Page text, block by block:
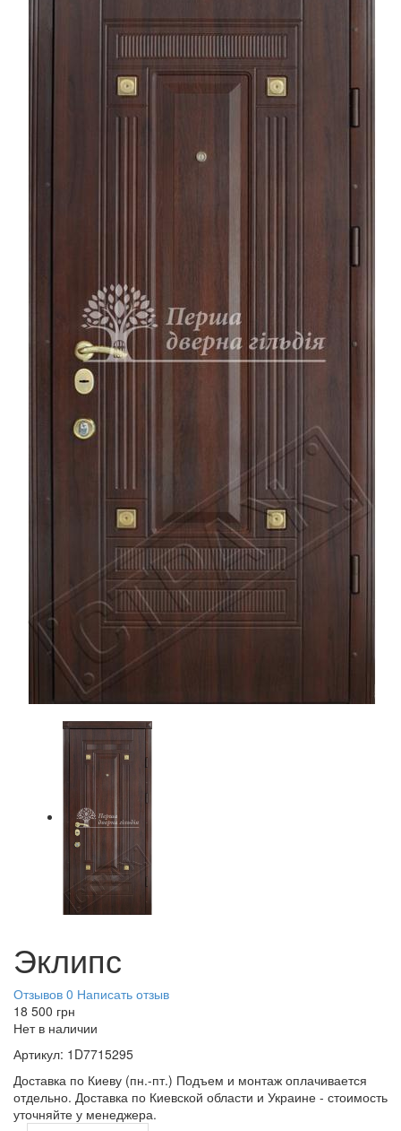
Эклипс
Отзывов 0 Написать отзыв
18 500 грн
Нет в наличии
Артикул: 1D7715295
Доставка по Киеву (пн.-пт.) Подъем и монтаж оплачивается
отдельно. Доставка по Киевской области и Украине - стоимость
уточняйте у менеджера.